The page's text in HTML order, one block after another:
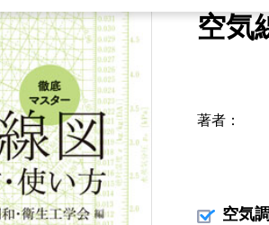
空気
著者
空気